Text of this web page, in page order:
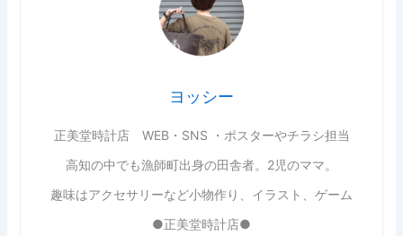
ヨッシー
正美堂時計店 WEB・SNS ・ポスターやチラシ担当
高知の中でも漁師町出身の田舎者。2児のママ。
趣味はアクセサリーなど小物作り、イラスト、ゲーム
●正美堂時計店●